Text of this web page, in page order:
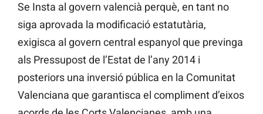
Se Insta al govern valencià perquè, en tant no
siga aprovada la modificació estatutària,
exigisca al govern central espanyol que previnga
als Pressupost de l’Estat de l’any 2014 i
posteriors una inversió pública en la Comunitat
Valenciana que garantisca el compliment d’eixos